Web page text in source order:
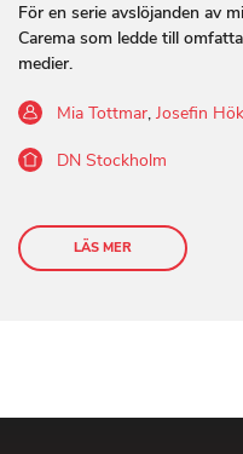
För en serie avslöjanden av
Carema som ledde till
medier.
Mia Tottmar,Josefin
DN Stockholm
LÄS MER